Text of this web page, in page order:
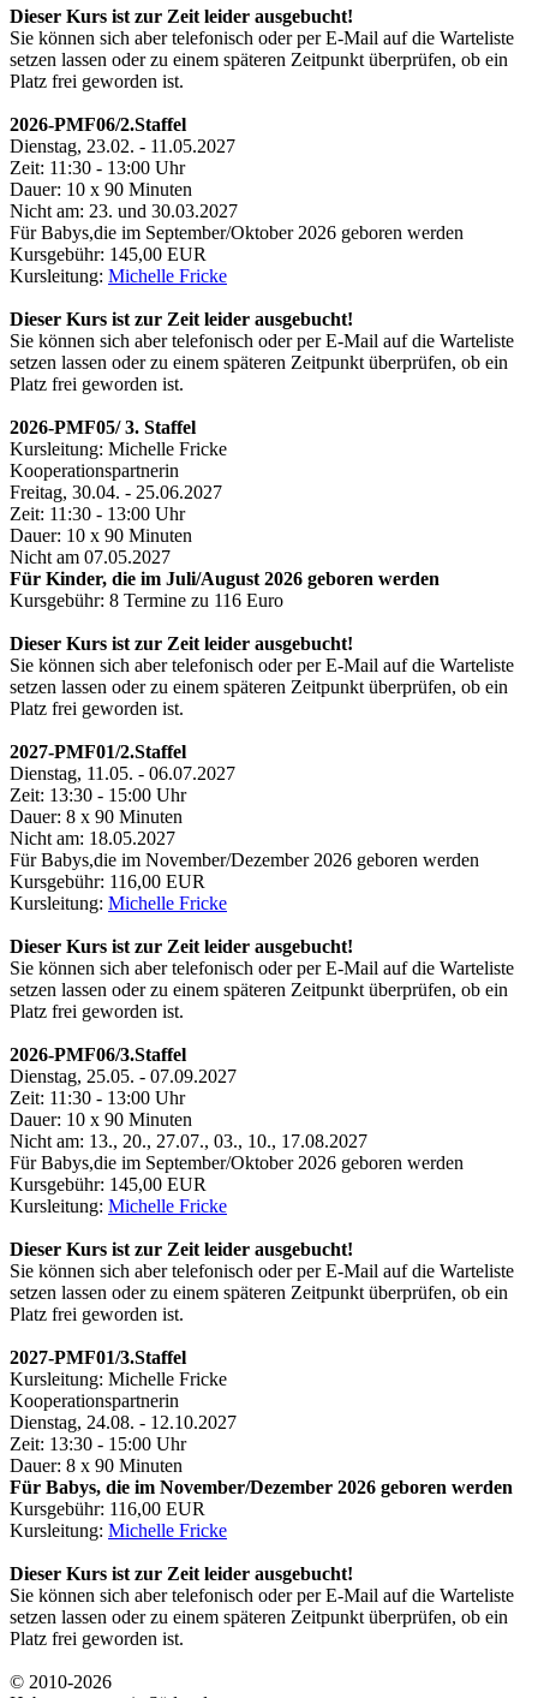
Dieser Kurs ist zur Zeit leider ausgebucht!
Sie können sich aber telefonisch oder per E-Mail auf die Warteliste
setzen lassen oder zu einem späteren Zeitpunkt überprüfen, ob ein
Platz frei geworden ist.
2026-PMF06/2.Staffel
Dienstag, 23.02. - 11.05.2027
Zeit: 11:30 - 13:00 Uhr
Dauer: 10 x 90 Minuten
Nicht am: 23. und 30.03.2027
Für Babys,die im September/Oktober 2026 geboren werden
Kursgebühr: 145,00 EUR
Kursleitung: Michelle Fricke
Dieser Kurs ist zur Zeit leider ausgebucht!
Sie können sich aber telefonisch oder per E-Mail auf die Warteliste
setzen lassen oder zu einem späteren Zeitpunkt überprüfen, ob ein
Platz frei geworden ist.
2026-PMF05/ 3. Staffel
Kursleitung: Michelle Fricke
Kooperationspartnerin
Freitag, 30.04. - 25.06.2027
Zeit: 11:30 - 13:00 Uhr
Dauer: 10 x 90 Minuten
Nicht am 07.05.2027
Für Kinder, die im Juli/August 2026 geboren werden
Kursgebühr: 8 Termine zu 116 Euro
Dieser Kurs ist zur Zeit leider ausgebucht!
Sie können sich aber telefonisch oder per E-Mail auf die Warteliste
setzen lassen oder zu einem späteren Zeitpunkt überprüfen, ob ein
Platz frei geworden ist.
2027-PMF01/2.Staffel
Dienstag, 11.05. - 06.07.2027
Zeit: 13:30 - 15:00 Uhr
Dauer: 8 x 90 Minuten
Nicht am: 18.05.2027
Für Babys,die im November/Dezember 2026 geboren werden
Kursgebühr: 116,00 EUR
Kursleitung: Michelle Fricke
Dieser Kurs ist zur Zeit leider ausgebucht!
Sie können sich aber telefonisch oder per E-Mail auf die Warteliste
setzen lassen oder zu einem späteren Zeitpunkt überprüfen, ob ein
Platz frei geworden ist.
2026-PMF06/3.Staffel
Dienstag, 25.05. - 07.09.2027
Zeit: 11:30 - 13:00 Uhr
Dauer: 10 x 90 Minuten
Nicht am: 13., 20., 27.07., 03., 10., 17.08.2027
Für Babys,die im September/Oktober 2026 geboren werden
Kursgebühr: 145,00 EUR
Kursleitung: Michelle Fricke
Dieser Kurs ist zur Zeit leider ausgebucht!
Sie können sich aber telefonisch oder per E-Mail auf die Warteliste
setzen lassen oder zu einem späteren Zeitpunkt überprüfen, ob ein
Platz frei geworden ist.
2027-PMF01/3.Staffel
Kursleitung: Michelle Fricke
Kooperationspartnerin
Dienstag, 24.08. - 12.10.2027
Zeit: 13:30 - 15:00 Uhr
Dauer: 8 x 90 Minuten
Für Babys, die im November/Dezember 2026 geboren werden
Kursgebühr: 116,00 EUR
Kursleitung: Michelle Fricke
Dieser Kurs ist zur Zeit leider ausgebucht!
Sie können sich aber telefonisch oder per E-Mail auf die Warteliste
setzen lassen oder zu einem späteren Zeitpunkt überprüfen, ob ein
Platz frei geworden ist.
© 2010-2026